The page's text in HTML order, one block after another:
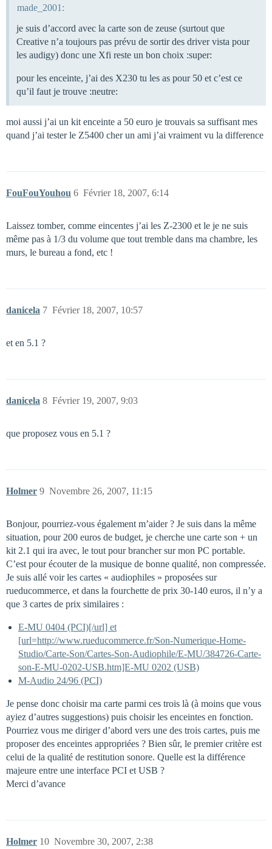
made_2001:
je suis d’accord avec la carte son de zeuse (surtout que
Creative n’a toujours pas prévu de sortir des driver vista pour
les audigy) donc une Xfi reste un bon choix :super:
pour les enceinte, j’ai des X230 tu les as pour 50 et c’est ce
qu’il faut je trouve :neutre:
moi aussi j’ai un kit enceinte a 50 euro je trouvais sa suffisant mes
quand j’ai tester le Z5400 cher un ami j’ai vraiment vu la difference
FouFouYouhou Février 18, 2007, 6:14
6
Laissez tomber, comme eincentes j’ai les Z-2300 et le je ne suis
même pas à 1/3 du volume que tout tremble dans ma chambre, les
murs, le bureau a fond, etc !
danicela Février 18, 2007, 10:57
7
et en 5.1 ?
danicela Février 19, 2007, 9:03
8
que proposez vous en 5.1 ?
Holmer Novembre 26, 2007, 11:15
9
Bonjour, pourriez-vous également m’aider ? Je suis dans la même
situation, pour 200 euros de budget, je cherche une carte son + un
kit 2.1 qui ira avec, le tout pour brancher sur mon PC portable.
C’est pour écouter de la musique de bonne qualité, non compressée.
Je suis allé voir les cartes « audiophiles » proposées sur
rueducommerce, et dans la fourchette de prix 30-140 euros, il n’y a
que 3 cartes de prix similaires :
E-MU 0404 (PCI)[/url] et
[url=http://www.rueducommerce.fr/Son-Numerique-Home-
Studio/Carte-Son/Cartes-Son-Audiophile/E-MU/384726-Carte-
son-E-MU-0202-USB.htm]E-MU 0202 (USB)
M-Audio 24/96 (PCI)
Je pense donc choisir ma carte parmi ces trois là (à moins que vous
ayiez d’autres suggestions) puis choisir les enceintes en fonction.
Pourriez vous me diriger d’abord vers une des trois cartes, puis me
proposer des enceintes appropriées ? Bien sûr, le premier critère est
celui de la qualité de restitution sonore. Quelle est la différence
majeure entre une interface PCI et USB ?
Merci d’avance
Holmer Novembre 30, 2007, 2:38
10